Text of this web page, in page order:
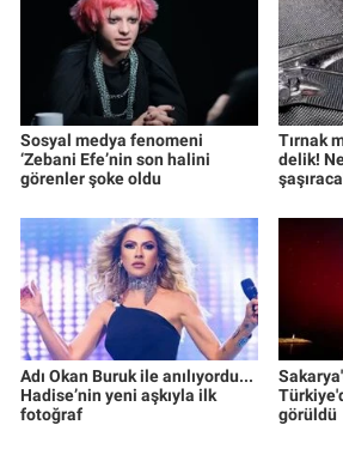
Sosyal medya fenomeni
‘Zebani Efe’nin son halini
görenler şoke oldu
Tırnak
delik!
Adı Okan Buruk ile anılıyordu...
Hadise’nin yeni aşkıyla ilk
fotoğraf
görüldü